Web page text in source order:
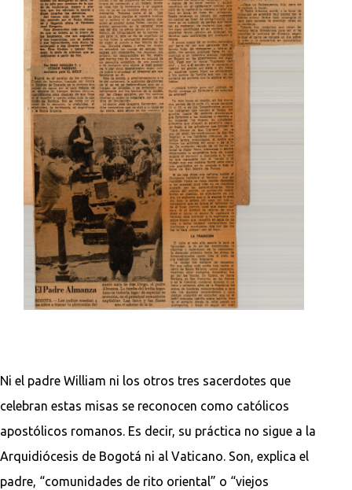
Ni el padre William ni los otros tres sacerdotes que
celebran estas misas se reconocen como católicos
apostólicos romanos. Es decir, su práctica no sigue a la
Arquidiócesis de Bogotá ni al Vaticano. Son, explica el
padre, “comunidades de rito oriental” o “viejos